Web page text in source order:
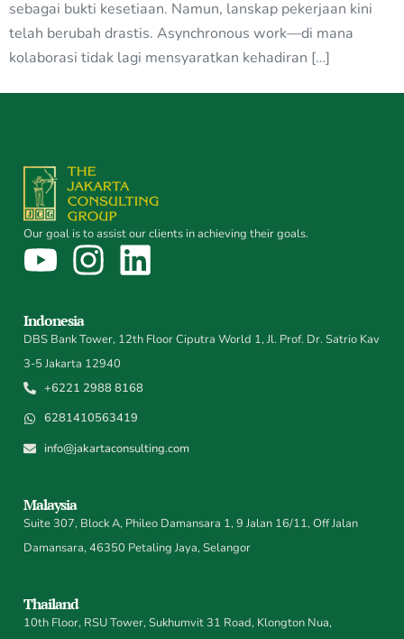
sebagai bukti kesetiaan. Namun, lanskap pekerjaan kini
telah berubah drastis. Asynchronous work—di mana
kolaborasi tidak lagi mensyaratkan kehadiran […]
Our goal is to assist our clients in achieving their goals.
Indonesia
DBS Bank Tower, 12th Floor Ciputra World 1, Jl. Prof. Dr. Satrio Kav
3-5 Jakarta 12940
+6221 2988 8168
6281410563419
info@jakartaconsulting.com
Malaysia
Suite 307, Block A, Phileo Damansara 1, 9 Jalan 16/11, Off Jalan
Damansara, 46350 Petaling Jaya, Selangor
Thailand
10th Floor, RSU Tower, Sukhumvit 31 Road, Klongton Nua,